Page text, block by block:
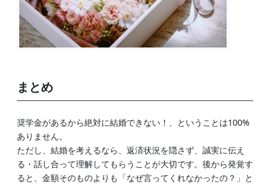
まとめ
奨学金があるから絶対に結婚できない！、ということは100%
ありません。
ただし、結婚を考えるなら、返済状況を隠さず、誠実に伝え
る・話し合って理解してもらうことが大切です。後から発覚す
ると、金額そのものよりも「なぜ言ってくれなかったの？」と